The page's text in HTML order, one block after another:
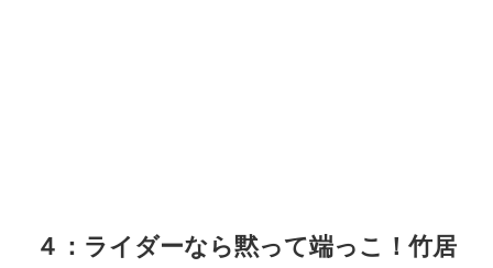
４：ライダーなら黙って端っこ！竹居